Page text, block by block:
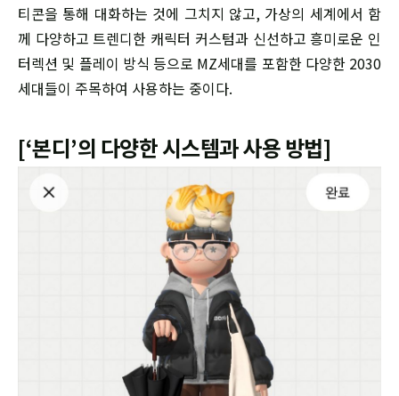
티콘을 통해 대화하는 것에 그치지 않고, 가상의 세계에서 함
께 다양하고 트렌디한 캐릭터 커스텀과 신선하고 흥미로운 인
터렉션 및 플레이 방식 등으로 MZ세대를 포함한 다양한 2030
세대들이 주목하여 사용하는 중이다.
[‘본디’의 다양한 시스템과 사용 방법]